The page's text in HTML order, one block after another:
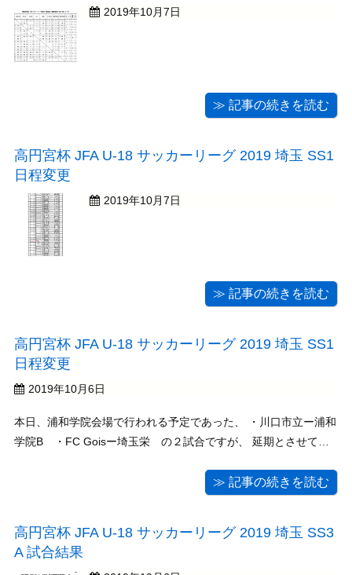
2019年10月7日
≫ 記事の続きを読む
高円宮杯 JFA U-18 サッカーリーグ 2019 埼玉 SS1
日程変更
2019年10月7日
≫ 記事の続きを読む
高円宮杯 JFA U-18 サッカーリーグ 2019 埼玉 SS1
日程変更
2019年10月6日
本日、浦和学院会場で行われる予定であった、 ・川口市立ー浦和
学院B ・FC Goisー埼玉栄 の２試合ですが、 延期とさせてい
≫ 記事の続きを読む
高円宮杯 JFA U-18 サッカーリーグ 2019 埼玉 SS3
A 試合結果